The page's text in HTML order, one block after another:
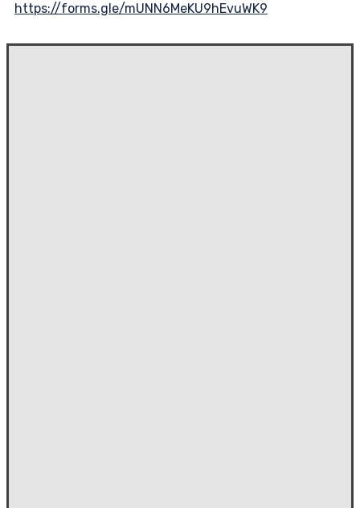
https://forms.gle/mUNN6MeKU9hEvuWK9